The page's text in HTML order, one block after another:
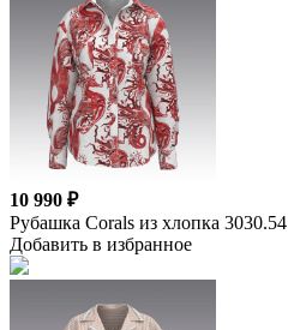
10 990 ₽
Рубашка Corals из хлопка 3030.54
Добавить в избранное